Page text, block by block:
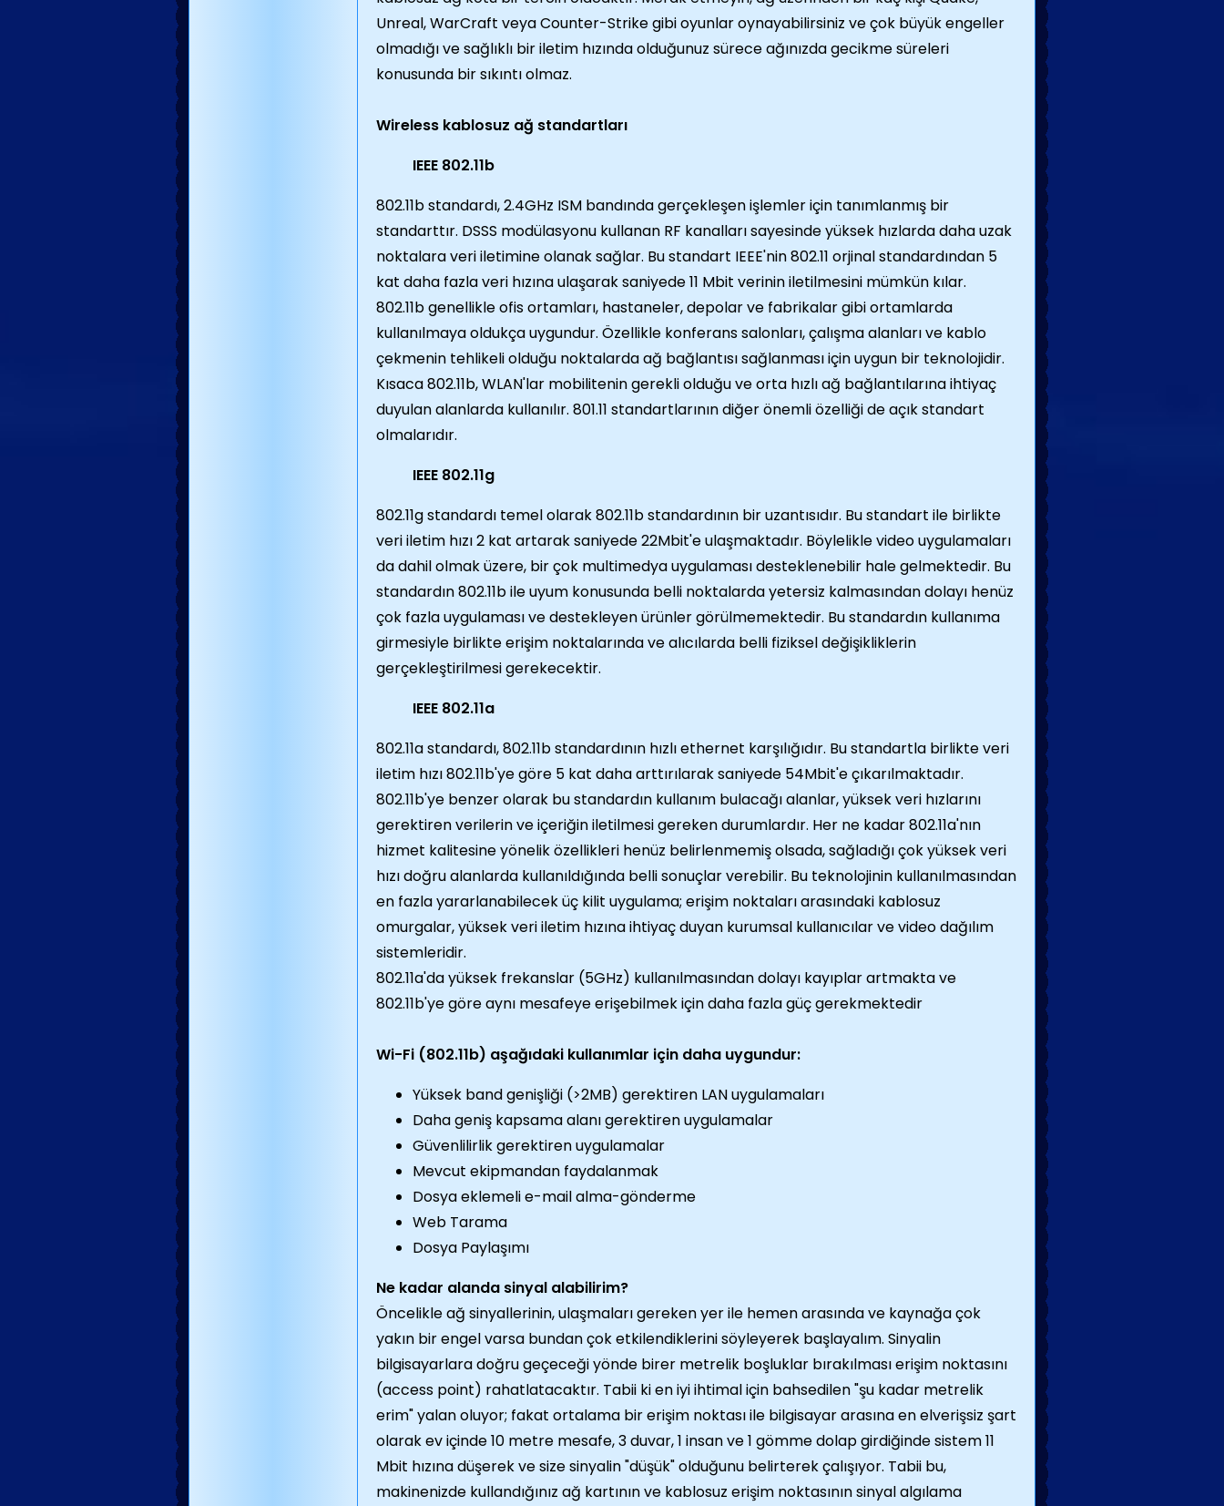
Unreal, WarCraft veya Counter-Strike gibi oyunlar oynayabilirsiniz ve çok büyük engeller
olmadığı ve sağlıklı bir iletim hızında olduğunuz sürece ağınızda gecikme süreleri
konusunda bir sıkıntı olmaz.
Wireless kablosuz ağ standartları
IEEE 802.11b
802.11b standardı, 2.4GHz ISM bandında gerçekleşen işlemler için tanımlanmış bir
standarttır. DSSS modülasyonu kullanan RF kanalları sayesinde yüksek hızlarda daha uzak
noktalara veri iletimine olanak sağlar. Bu standart IEEE'nin 802.11 orjinal standardından 5
kat daha fazla veri hızına ulaşarak saniyede 11 Mbit verinin iletilmesini mümkün kılar.
802.11b genellikle ofis ortamları, hastaneler, depolar ve fabrikalar gibi ortamlarda
kullanılmaya oldukça uygundur. Özellikle konferans salonları, çalışma alanları ve kablo
çekmenin tehlikeli olduğu noktalarda ağ bağlantısı sağlanması için uygun bir teknolojidir.
Kısaca 802.11b, WLAN'lar mobilitenin gerekli olduğu ve orta hızlı ağ bağlantılarına ihtiyaç
duyulan alanlarda kullanılır. 801.11 standartlarının diğer önemli özelliği de açık standart
olmalarıdır.
IEEE 802.11g
802.11g standardı temel olarak 802.11b standardının bir uzantısıdır. Bu standart ile birlikte
veri iletim hızı 2 kat artarak saniyede 22Mbit'e ulaşmaktadır. Böylelikle video uygulamaları
da dahil olmak üzere, bir çok multimedya uygulaması desteklenebilir hale gelmektedir. Bu
standardın 802.11b ile uyum konusunda belli noktalarda yetersiz kalmasından dolayı henüz
çok fazla uygulaması ve destekleyen ürünler görülmemektedir. Bu standardın kullanıma
girmesiyle birlikte erişim noktalarında ve alıcılarda belli fiziksel değişikliklerin
gerçekleştirilmesi gerekecektir.
IEEE 802.11a
802.11a standardı, 802.11b standardının hızlı ethernet karşılığıdır. Bu standartla birlikte veri
iletim hızı 802.11b'ye göre 5 kat daha arttırılarak saniyede 54Mbit'e çıkarılmaktadır.
802.11b'ye benzer olarak bu standardın kullanım bulacağı alanlar, yüksek veri hızlarını
gerektiren verilerin ve içeriğin iletilmesi gereken durumlardır. Her ne kadar 802.11a'nın
hizmet kalitesine yönelik özellikleri henüz belirlenmemiş olsada, sağladığı çok yüksek veri
hızı doğru alanlarda kullanıldığında belli sonuçlar verebilir. Bu teknolojinin kullanılmasından
en fazla yararlanabilecek üç kilit uygulama; erişim noktaları arasındaki kablosuz
omurgalar, yüksek veri iletim hızına ihtiyaç duyan kurumsal kullanıcılar ve video dağılım
sistemleridir.
802.11a'da yüksek frekanslar (5GHz) kullanılmasından dolayı kayıplar artmakta ve
802.11b'ye göre aynı mesafeye erişebilmek için daha fazla güç gerekmektedir
Wi-Fi (802.11b) aşağıdaki kullanımlar için daha uygundur:
Yüksek band genişliği (>2MB) gerektiren LAN uygulamaları
Daha geniş kapsama alanı gerektiren uygulamalar
Güvenlilirlik gerektiren uygulamalar
Mevcut ekipmandan faydalanmak
Dosya eklemeli e-mail alma-gönderme
Web Tarama
Dosya Paylaşımı
Ne kadar alanda sinyal alabilirim?
Öncelikle ağ sinyallerinin, ulaşmaları gereken yer ile hemen arasında ve kaynağa çok
yakın bir engel varsa bundan çok etkilendiklerini söyleyerek başlayalım. Sinyalin
bilgisayarlara doğru geçeceği yönde birer metrelik boşluklar bırakılması erişim noktasını
(access point) rahatlatacaktır. Tabii ki en iyi ihtimal için bahsedilen "şu kadar metrelik
erim" yalan oluyor; fakat ortalama bir erişim noktası ile bilgisayar arasına en elverişsiz şart
olarak ev içinde 10 metre mesafe, 3 duvar, 1 insan ve 1 gömme dolap girdiğinde sistem 11
Mbit hızına düşerek ve size sinyalin "düşük" olduğunu belirterek çalışıyor. Tabii bu,
makinenizde kullandığınız ağ kartının ve kablosuz erişim noktasının sinyal algılama